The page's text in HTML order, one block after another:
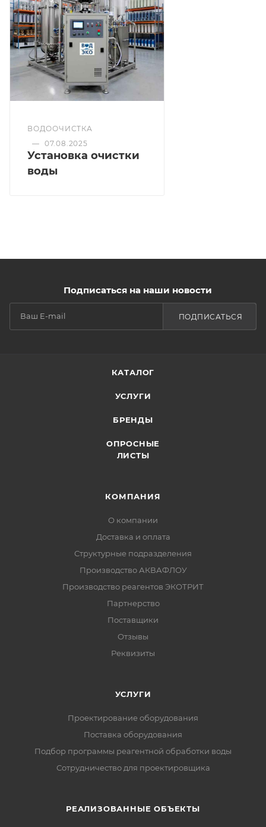
ВОДООЧИСТКА
— 07.08.2025
Установка очистки
воды
Подписаться на наши новости
ПОДПИСАТЬСЯ
КАТАЛОГ
УСЛУГИ
БРЕНДЫ
ОПРОСНЫЕ
ЛИСТЫ
КОМПАНИЯ
О компании
Доставка и оплата
Структурные подразделения
Производство АКВАФЛОУ
Производство реагентов ЭКОТРИТ
Партнерство
Поставщики
Отзывы
Реквизиты
УСЛУГИ
Проектирование оборудования
Поставка оборудования
Подбор программы реагентной обработки воды
Сотрудничество для проектировщика
РЕАЛИЗОВАННЫЕ ОБЪЕКТЫ